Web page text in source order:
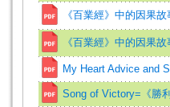
《百業經》中的因果
《百業經》中的因果
My Heart Advice and
Song of Victory=《勝